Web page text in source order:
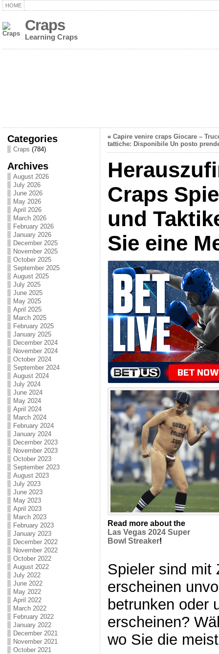
HOME
Craps
Learning Craps
Categories
Craps (784)
Archives
August 2026
July 2026
June 2026
May 2026
April 2026
March 2026
February 2026
January 2026
December 2025
November 2025
October 2025
September 2025
August 2025
July 2025
June 2025
May 2025
April 2025
March 2025
February 2025
January 2025
December 2024
November 2024
October 2024
September 2024
August 2024
July 2024
June 2024
May 2024
April 2024
March 2024
February 2024
January 2024
December 2023
November 2023
October 2023
September 2023
August 2023
July 2023
June 2023
May 2023
April 2023
March 2023
February 2023
January 2023
December 2022
November 2022
October 2022
August 2022
July 2022
June 2022
May 2022
April 2022
March 2022
February 2022
January 2022
December 2021
November 2021
October 2021
« Capire venire craps Giocare –
tattiche: Disponibile Un posto
Craps
und
Sie eine
Read more about the
Las Vegas 2024 Super
Bowl Streaker!
Spieler sind mit
erscheinen
betrunken oder
erscheinen?
wo Sie die